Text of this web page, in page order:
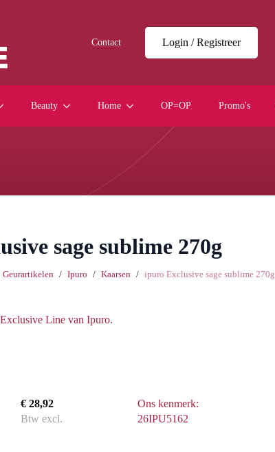
Contact Login / Registreer
Beauty Home OP=OP Promo's
sage sublime 270g
Geurartikelen Ipuro Kaarsen ipuro Exclusive sage sublime 270g
Line van Ipuro.
€ 28,92
Btw excl.
Ons kenmerk:
26IPU5162